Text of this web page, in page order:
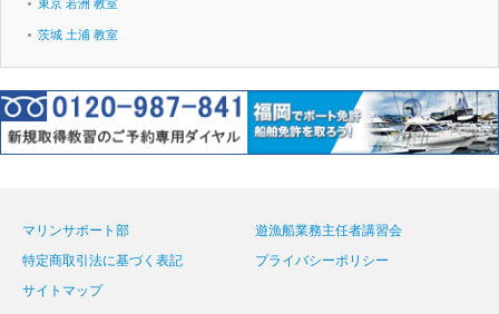
東京 若洲 教室
茨城 土浦 教室
マリンサポート部
遊漁船業務主任者講習会
特定商取引法に基づく表記
プライバシーポリシー
サイトマップ